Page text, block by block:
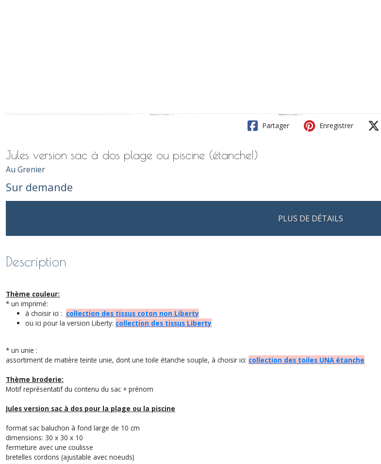
Partager Enregistrer
Jules version sac à dos plage ou piscine (étanche!)
Au Grenier
Sur demande
PLUS DE DÉTAILS
Description
Thème couleur:
* un imprimé:
à choisir ici : collection des tissus coton non Liberty
ou ici pour la version Liberty: collection des tissus Liberty
* un unie :
assortiment de matière teinte unie, dont une toile étanche souple, à choisir ici: collection des toiles UNA étanche
Thème broderie:
Motif représentatif du contenu du sac + prénom
Jules version sac à dos pour la plage ou la piscine
format sac baluchon à fond large de 10 cm
dimensions: 30 x 30 x 10
fermeture avec une coulisse
bretelles cordons (ajustable avec noeuds)